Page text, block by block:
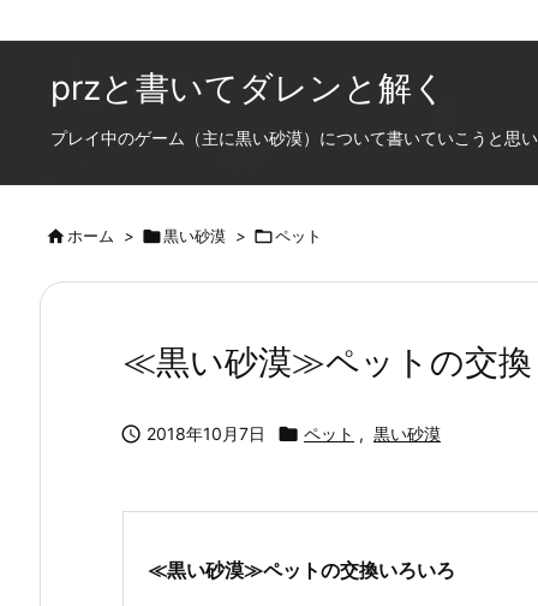
przと書いてダレンと解く
プレイ中のゲーム（主に黒い砂漠）について書いていこうと思
ホーム > 黒い砂漠 > ペット
≪黒い砂漠≫ペットの交
 2018年10月7日  ペット , 黒い砂漠
≪黒い砂漠≫ペットの交換いろいろ